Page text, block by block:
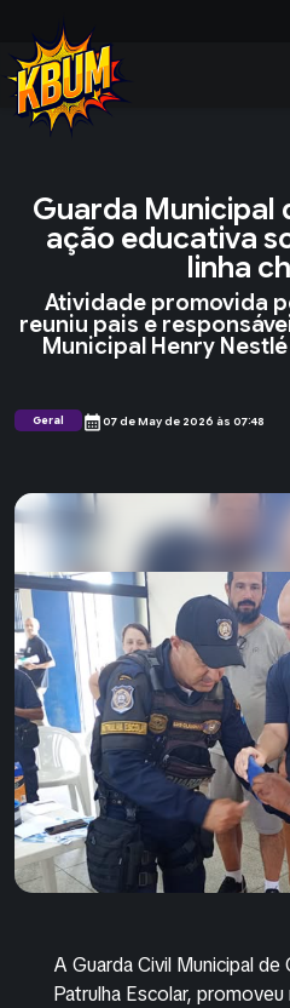
Guarda Municipal
ação educativa
linha
Atividade promovida
reuniu pais e
Municipal Henry
Geral calendar_month07 de May de 2026 às 07:48
A Guarda Civil Municipal de
Patrulha Escolar,